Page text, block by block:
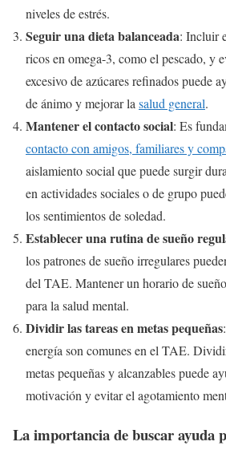
niveles de estrés.
Seguir una dieta balanceada: Incluir
ricos en omega-3, como el pescado, y
excesivo de azúcares refinados puede
de ánimo y mejorar la salud general.
Mantener el contacto social: Es
contacto con amigos, familiares y
aislamiento social que puede surgir
en actividades sociales o de grupo
los sentimientos de soledad.
Establecer una rutina de sueño
los patrones de sueño irregulares
del TAE. Mantener un horario de
para la salud mental.
Dividir las tareas en metas pequeñas
energía son comunes en el TAE.
metas pequeñas y alcanzables puede
motivación y evitar el agotamiento
La importancia de buscar ayuda